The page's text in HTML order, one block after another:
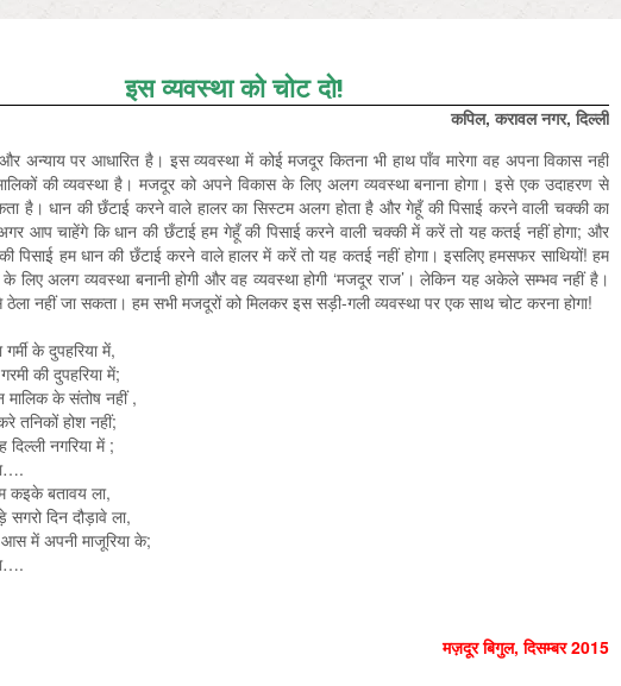
इस व्यवस्था को चोट दो!
कपिल, करावल नगर, दिल्ली
अन्याय पर आधारित है। इस व्यवस्था में कोई मजदूर कितना भी हाथ पाँव मारेगा वह अपना विकास नहीं
की व्यवस्था है। मजदूर को अपने विकास के लिए अलग व्यवस्था बनाना होगा। इसे एक उदाहरण से
है। धान की छँटाई करने वाले हालर का सिस्टम अलग होता है और गेहूँ की पिसाई करने वाली चक्की का
आप चाहेंगे कि धान की छँटाई हम गेहूँ की पिसाई करने वाली चक्की में करें तो यह कतई नहीं होगा; और
पिसाई हम धान की छँटाई करने वाले हालर में करें तो यह कतई नहीं होगा। इसलिए हमसफर साथियों! हम
लिए अलग व्यवस्था बनानी होगी और वह व्यवस्था होगी ‘मजदूर राज’। लेकिन यह अकेले सम्भव नहीं है।
नहीं जा सकता। हम सभी मजदूरों को मिलकर इस सड़ी-गली व्यवस्था पर एक साथ चोट करना होगा!
के दुपहरिया में,
की दुपहरिया में;
मालिक के संतोष नहीं ,
तनिकों होश नहीं;
नगरिया में ;
कइके बतावय ला,
दिन दौड़ावे ला,
में अपनी माजूरिया के;
मज़दूर बिगुल,दिसम्‍बर2015